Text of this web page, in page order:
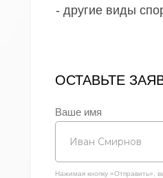
- другие виды
Ваше имя
ОСТАВЬТЕ
Нажимая кнопку «Отправить»,